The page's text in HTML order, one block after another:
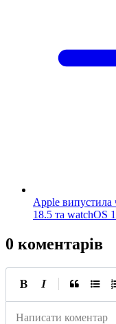
Apple випустила
18.5 та watchOS
0 коментарів
Написати коментар